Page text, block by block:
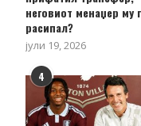
неговиот менаџер му
расипал?
јули 19, 2026
4